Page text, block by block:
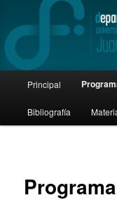
Skip
to
Principal
Bibliografía
Programa